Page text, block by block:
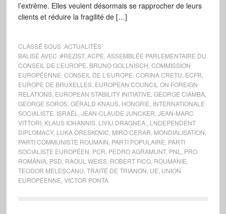
l’extrême. Elles veulent désormais se rapprocher de leurs
clients et réduire la fragilité de […]
CLASSÉ SOUS :ACTUALITÉS
BALISÉ AVEC :#REZIST, ACPE ASSEMBLÉE PARLEMENTAIRE DU
CONSEIL DE L’EUROPE BRUNO GOLLNISCH COMMISSION
EUROPÉENNE CONSEIL DE L'EUROPE CORINA CREȚU ECFR
EUROPE DE BRUXELLES, EUROPEAN COUNCIL ON FOREIGN
RELATIONS, EUROPEAN STABILITY INITIATIVE GEORGE CIAMBA,
GEORGE SOROS, GÉRALD KNAUS, HONGRIE INTERNATIONALE
SOCIALISTE ISRAËL JEAN-CLAUDE JUNCKER JEAN-MARC
VITTORI, KLAUS IOHANNIS, LIVIU DRAGNEA. LNDEPENDENT
DIPLOMACY, LUKA ORESKOVIC MIRO CERAR MONDIALISATION
PARTI COMMUNISTE ROUMAIN PARTI POPULAIRE PARTI
SOCIALISTE EUROPÉEN PCR PEDRO AGRAMUNT, PNL
PRO
ROMÂNIA, PSD RAOUL WEISS, ROBERT FICO, ROUMANIE
TEODOR MELEȘCANU TRAITÉ DE TRIANON UE UNION
EUROPÉENNE VICTOR PONTA